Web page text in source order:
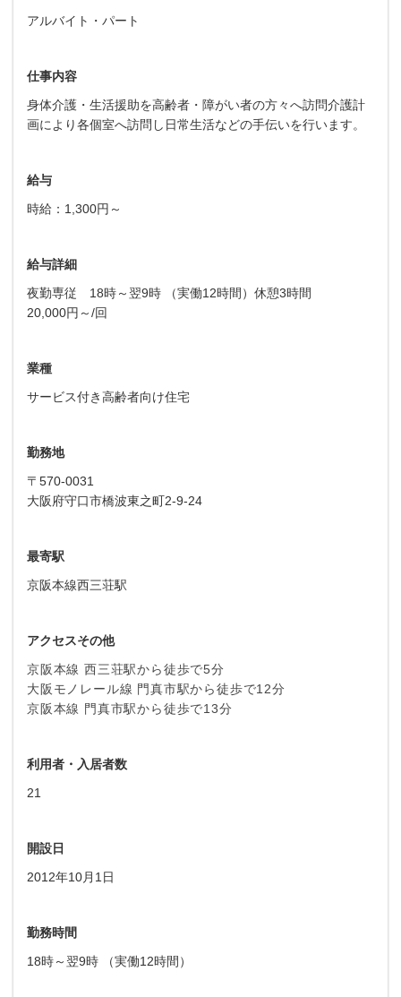
アルバイト・パート
仕事内容
身体介護・生活援助を高齢者・障がい者の方々へ訪問介護計
画により各個室へ訪問し日常生活などの手伝いを行います。
給与
時給：1,300円～
給与詳細
夜勤専従 18時～翌9時 （実働12時間）休憩3時間
20,000円～/回
業種
サービス付き高齢者向け住宅
勤務地
〒570-0031
大阪府守口市橋波東之町2-9-24
最寄駅
京阪本線西三荘駅
アクセスその他
京阪本線 西三荘駅から徒歩で5分
大阪モノレール線 門真市駅から徒歩で12分
京阪本線 門真市駅から徒歩で13分
利用者・入居者数
21
開設日
2012年10月1日
勤務時間
18時～翌9時 （実働12時間）